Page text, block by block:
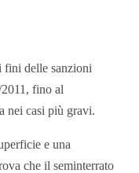
fini delle sanzioni
fino al
nei casi più gravi.
e una
che il seminterrato